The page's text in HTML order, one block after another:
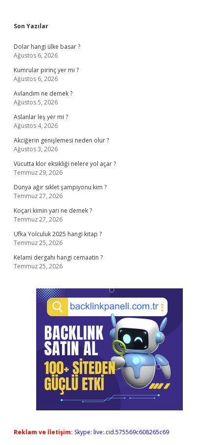
Sidebar
Son Yazılar
Dolar hangi ülke basar ?
Ağustos 6, 2026
Kumrular pirinç yer mi ?
Ağustos 6, 2026
Avlandım ne demek ?
Ağustos 5, 2026
Aslanlar leş yer mi ?
Ağustos 4, 2026
Akciğerin genişlemesi neden olur ?
Ağustos 3, 2026
Vücutta klor eksikliği nelere yol açar ?
Temmuz 29, 2026
Dünya ağır sıklet şampiyonu kim ?
Temmuz 27, 2026
Koçari kimin yarı ne demek ?
Temmuz 27, 2026
Ufka Yolculuk 2025 hangi kitap ?
Temmuz 25, 2026
Kelami dergahı hangi cemaatin ?
Temmuz 25, 2026
Reklam ve İletişim: Skype: live:.cid.575569c608265c69